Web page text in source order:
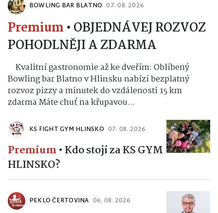
BOWLING BAR BLATNO 07. 08. 2026
Premium • OBJEDNÁVEJ ROZVOZ
POHODLNĚJI A ZDARMA
Kvalitní gastronomie až ke dveřím: Oblíbený
Bowling bar Blatno v Hlinsku nabízí bezplatný
rozvoz pizzy a minutek do vzdálenosti 15 km
zdarma Máte chuť na křupavou...
KS FIGHT GYM HLINSKO 07. 08. 2026
Premium • Kdo stojí za KS GYM
HLINSKO?
PEKLO ČERTOVINA 06. 08. 2026